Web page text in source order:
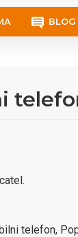
BLOG
telefon,